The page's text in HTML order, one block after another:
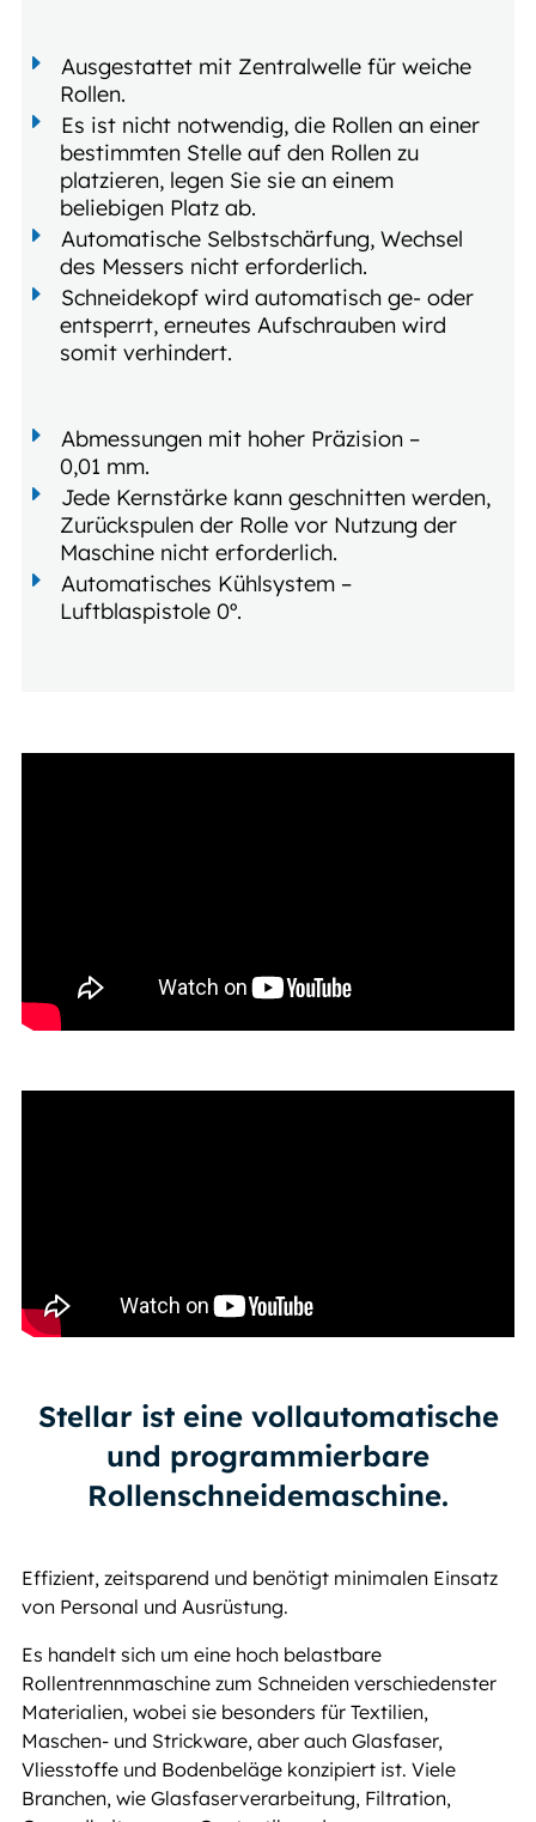
Ausgestattet mit Zentralwelle für weiche
Rollen.
Es ist nicht notwendig, die Rollen an einer
bestimmten Stelle auf den Rollen zu
platzieren, legen Sie sie an einem
beliebigen Platz ab.
Automatische Selbstschärfung, Wechsel
des Messers nicht erforderlich.
Schneidekopf wird automatisch ge- oder
entsperrt, erneutes Aufschrauben wird
somit verhindert.
Abmessungen mit hoher Präzision –
0,01 mm.
Jede Kernstärke kann geschnitten werden,
Zurückspulen der Rolle vor Nutzung der
Maschine nicht erforderlich.
Automatisches Kühlsystem –
Luftblaspistole 0º.
Stellar ist eine vollautomatische
und programmierbare
Rollenschneidemaschine.
Effizient, zeitsparend und benötigt minimalen Einsatz
von Personal und Ausrüstung.
Es handelt sich um eine hoch belastbare
Rollentrennmaschine zum Schneiden verschiedenster
Materialien, wobei sie besonders für Textilien,
Maschen- und Strickware, aber auch Glasfaser,
Vliesstoffe und Bodenbeläge konzipiert ist. Viele
Branchen, wie Glasfaserverarbeitung, Filtration,